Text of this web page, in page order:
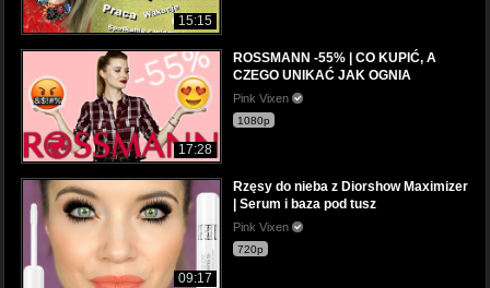
15:15
17:28
ROSSMANN -55% | CO KUPIĆ, A
CZEGO UNIKAĆ JAK OGNIA
Pink Vixen
1080p
09:17
Rzęsy do nieba z Diorshow Maximizer
| Serum i baza pod tusz
Pink Vixen
720p